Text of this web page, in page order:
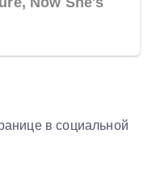
в социальной